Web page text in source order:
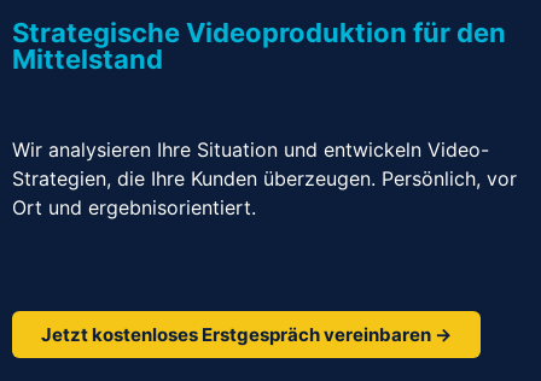
Strategische Videoproduktion für den
Mittelstand
Wir analysieren Ihre Situation und entwickeln Video-
Strategien, die Ihre Kunden überzeugen. Persönlich, vor
Ort und ergebnisorientiert.
Jetzt kostenloses Erstgespräch vereinbaren →